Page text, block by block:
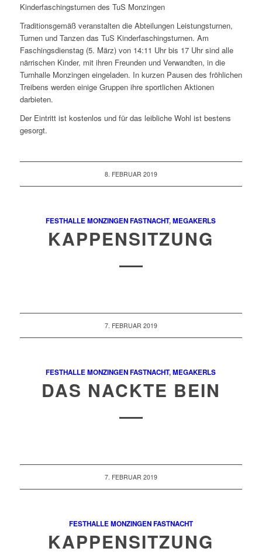
Kinderfaschingsturnen des TuS Monzingen
Traditionsgemäß veranstalten die Abteilungen Leistungsturnen,
Turnen und Tanzen das TuS Kinderfaschingsturnen. Am
Faschingsdienstag (5. März) von 14:11 Uhr bis 17 Uhr sind alle
närrischen Kinder, mit ihren Freunden und Verwandten, in die
Turnhalle Monzingeneingeladen. In kurzen Pausen des fröhlichen
Treibens werden einige Gruppen ihre sportlichen Aktionen
darbieten.
Der Eintritt ist kostenlos und für das leibliche Wohl ist bestens
gesorgt.
8. FEBRUAR 2019
FESTHALLE MONZINGEN FASTNACHT,MEGAKERLS
KAPPENSITZUNG
7. FEBRUAR 2019
FESTHALLE MONZINGEN FASTNACHT,MEGAKERLS
DAS NACKTE BEIN
7. FEBRUAR 2019
FESTHALLE MONZINGENFASTNACHT
KAPPENSITZUNG